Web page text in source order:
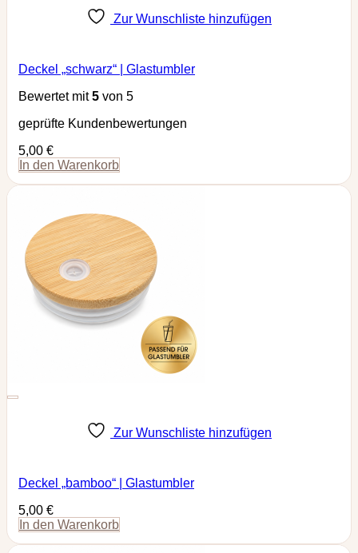
Zur Wunschliste hinzufügen
Deckel „schwarz“ | Glastumbler
Bewertet mit5 von 5
geprüfte Kundenbewertungen
5,00 €
In den Warenkorb
Zur Wunschliste hinzufügen
Deckel „bamboo“ | Glastumbler
5,00 €
In den Warenkorb